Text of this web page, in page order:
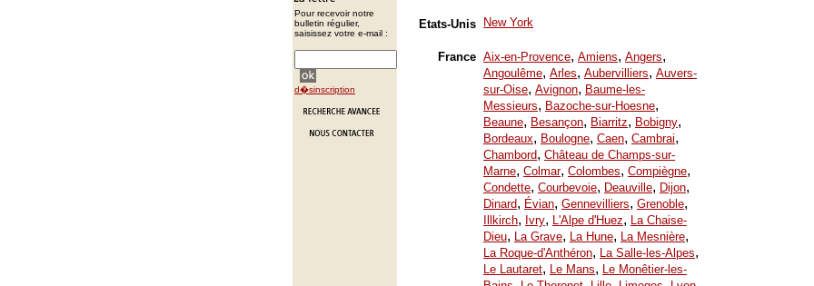
Pour recevoir notre
bulletin régulier,
saisissez votre e-mail :
d�sinscription
Etats-Unis New York
France Aix-en-Provence, Amiens, Angers,
Angoulême, Arles, Aubervilliers, Auvers-
sur-Oise, Avignon, Baume-les-
Messieurs, Bazoche-sur-Hoesne,
Beaune, Besançon, Biarritz, Bobigny,
Bordeaux, Boulogne, Caen, Cambrai,
Chambord, Château de Champs-sur-
Marne, Colmar, Colombes, Compiègne,
Condette, Courbevoie, Deauville, Dijon,
Dinard, Évian, Gennevilliers, Grenoble,
Illkirch, Ivry, L'Alpe d'Huez, La Chaise-
Dieu, La Grave, La Hune, La Mesnière,
La Roque-d'Anthéron, La Salle-les-Alpes,
Le Lautaret, Le Mans, Le Monêtier-les-